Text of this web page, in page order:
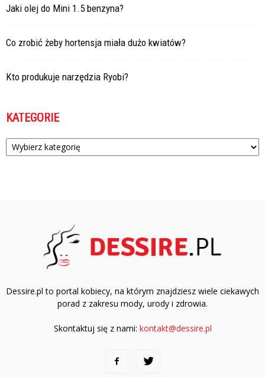
Jaki olej do Mini 1.5 benzyna?
Co zrobić żeby hortensja miała dużo kwiatów?
Kto produkuje narzędzia Ryobi?
KATEGORIE
Kategorie
Dessire.pl to portal kobiecy, na którym znajdziesz wiele ciekawych
porad z zakresu mody, urody i zdrowia.
Skontaktuj się z nami: kontakt@dessire.pl